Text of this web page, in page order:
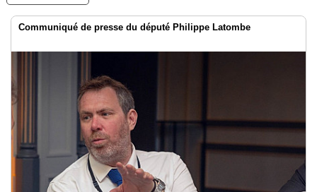
Agenda
Vidéos
du
groupe
Blogs
Communiqué de presse du député Philippe Latombe